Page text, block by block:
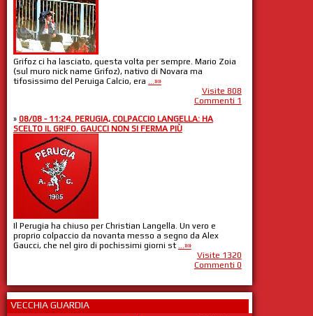
Grifoz ci ha lasciato, questa volta per sempre. Mario Zoia
(sul muro nick name Grifoz), nativo di Novara ma
tifosissimo del Peruiga Calcio, era ...»»
Visite 808
Commenti 1
» 08/08 - 11:24. PERUGIA, COLPACCIO LANGELLA: HA
SCELTO IL GRIFO. GAUCCI NON SI FERMA PIÙ
Il Perugia ha chiuso per Christian Langella. Un vero e
proprio colpaccio da novanta messo a segno da Alex
Gaucci, che nel giro di pochissimi giorni st ...»»
Visite 1320
Commenti 0
VECCHIA GUARDIA